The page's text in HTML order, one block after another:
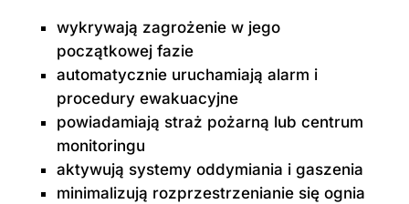
wykrywają zagrożenie w jego
początkowej fazie
automatycznie uruchamiają alarm i
procedury ewakuacyjne
powiadamiają straż pożarną lub centrum
monitoringu
aktywują systemy oddymiania i gaszenia
minimalizują rozprzestrzenianie się ognia